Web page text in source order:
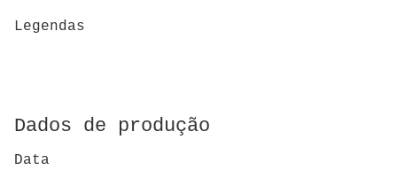
Legendas
Dados de produção
Data